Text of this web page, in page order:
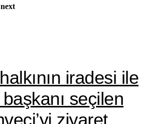
i̇radesi i̇le
seçilen
ziyaret